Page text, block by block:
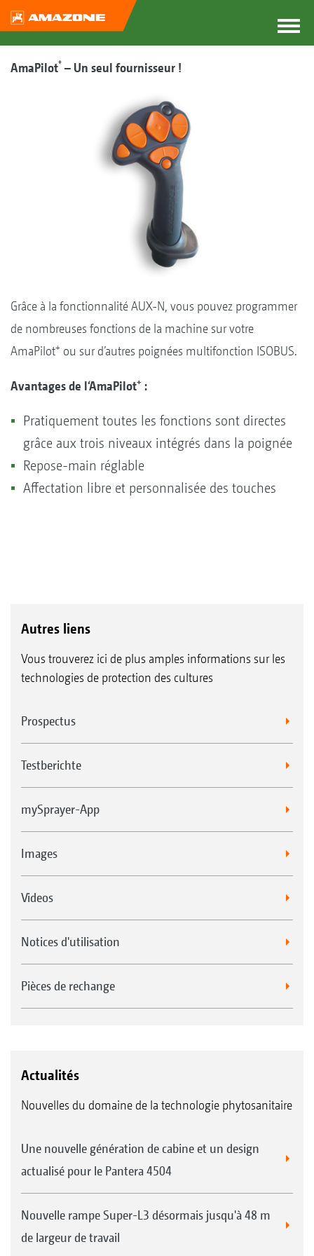
AmaPilot+ – Un seul fournisseur !
Grâce à la fonctionnalité AUX-N, vous pouvez programmer
de nombreuses fonctions de la machine sur votre
AmaPilot+ ou sur d’autres poignées multifonction ISOBUS.
Avantages de l‘AmaPilot+ :
Pratiquement toutes les fonctions sont directes
grâce aux trois niveaux intégrés dans la poignée
Repose-main réglable
Affectation libre et personnalisée des touches
Autres liens
Vous trouverez ici de plus amples informations sur les
technologies de protection des cultures
Prospectus
Testberichte
mySprayer-App
Images
Videos
Notices d'utilisation
Pièces de rechange
Actualités
Nouvelles du domaine de la technologie phytosanitaire
Une nouvelle génération de cabine et un design
actualisé pour le Pantera 4504
Nouvelle rampe Super-L3 désormais jusqu'à 48 m
de largeur de travail